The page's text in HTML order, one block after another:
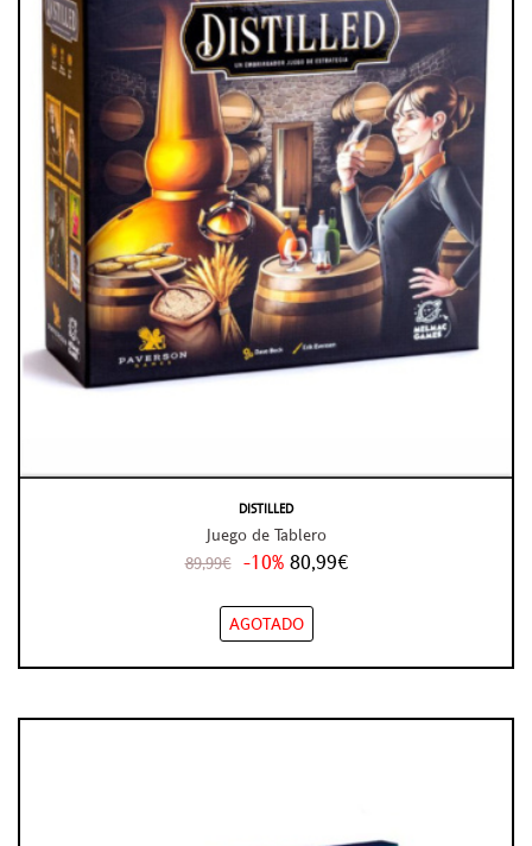
DISTILLED
Juego de Tablero
89,99€ -10% 80,99€
AGOTADO